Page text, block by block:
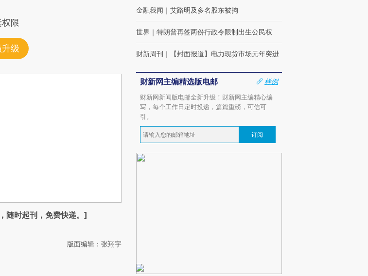
限
级
，随时起刊，免费快递。]
版面编辑：张翔宇
金融我闻 ｜ 艾路明及多名股东被拘
世界 ｜ 特朗普再签两份行政令限制出生公民权
财新周刊 ｜ 【封面报道】电力现货市场元年突进
财新网主编精选版电邮
样例
财新网新闻版电邮全新升级！财新网主编精心编
写，每个工作日定时投递，篇篇重磅，可信可
引。
订阅